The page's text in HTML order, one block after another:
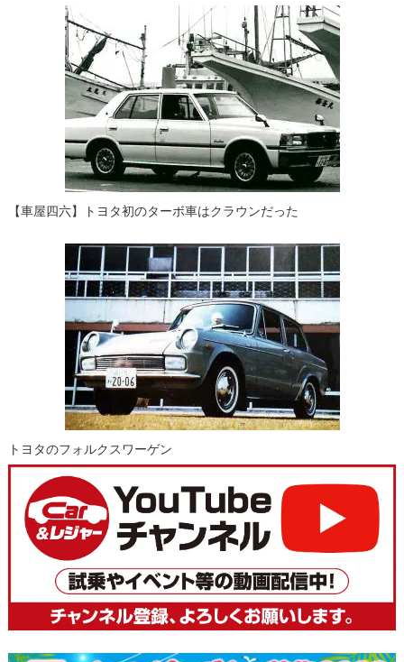
【車屋四六】トヨタ初のターボ車はクラウンだった
トヨタのフォルクスワーゲン